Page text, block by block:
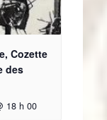
Cozette
des
18 h 00